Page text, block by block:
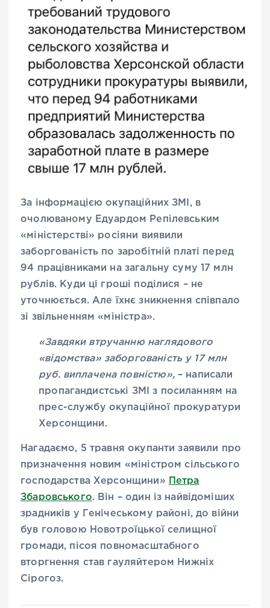
За інформацією окупаційних ЗМІ, в
очолюваному Едуардом Репілевським
«міністерстві» росіяни виявили
заборгованість по заробітній платі перед
94 працівниками на загальну суму 17 млн
рублів. Куди ці гроші поділися – не
уточнюється. Але їхнє зникнення співпало
зі звільненням «міністра».
«Завдяки втручанню наглядового
«відомства» заборгованість у 17 млн
руб. виплачена повністю»,– написали
пропагандистські ЗМІ з посиланням на
прес-службу окупаційної прокуратури
Херсонщини.
Нагадаємо, 5 травня окупанти заявили про
призначення новим «міністром сільського
господарства Херсонщини» Петра
Збаровського. Він – один із найвідоміших
зрадників у Генічеському районі, до війни
був головою Новотроїцької селищної
громади, пісоя повномасштабного
вторгнення став гауляйтером Нижніх
Сірогоз.